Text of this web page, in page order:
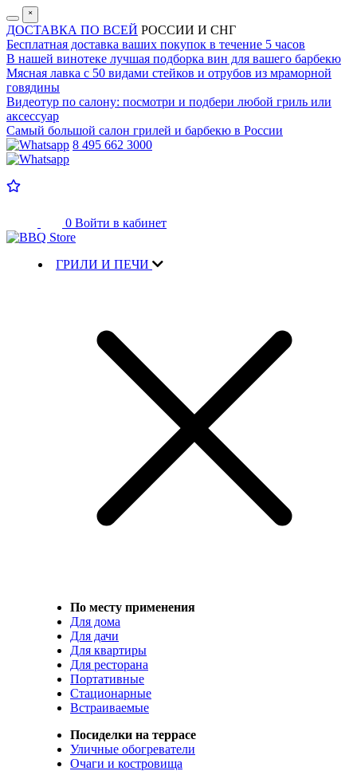
˟
ДОСТАВКА ПО ВСЕЙ РОССИИ И СНГ
Бесплатная доставка ваших покупок в течение 5 часов
В нашей винотеке лучшая подборка вин для вашего барбекю
Мясная лавка с 50 видами стейков и отрубов из мраморной
говядины
Видеотур по салону: посмотри и подбери любой гриль или
аксессуар
Самый большой салон грилей и барбекю в России
8 495 662 3000
0 Войти в кабинет
ГРИЛИ И ПЕЧИ
По месту применения
Для дома
Для дачи
Для квартиры
Для ресторана
Портативные
Стационарные
Встраиваемые
Посиделки на террасе
Уличные обогреватели
Очаги и костровища